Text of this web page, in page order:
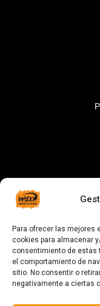
Para ofrecer las mejores
cookies para almacenar
consentimiento de estas
el comportamiento de
sitio. No consentir o
negativamente a ciertas
Av. de la